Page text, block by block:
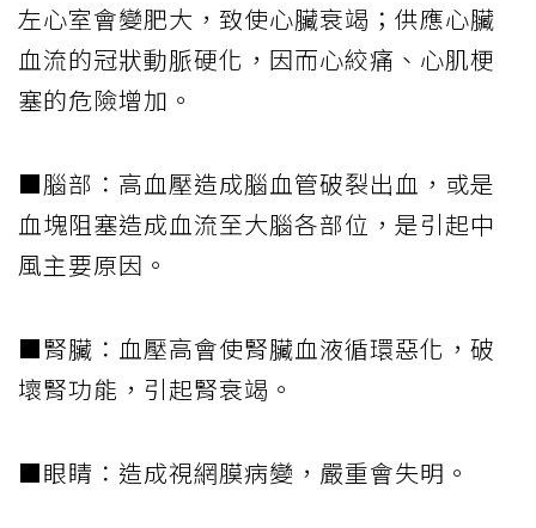
左心室會變肥大，致使心臟衰竭；供應心臟
血流的冠狀動脈硬化，因而心絞痛、心肌梗
塞的危險增加。
■腦部：高血壓造成腦血管破裂出血，或是
血塊阻塞造成血流至大腦各部位，是引起中
風主要原因。
■腎臟：血壓高會使腎臟血液循環惡化，破
壞腎功能，引起腎衰竭。
■眼睛：造成視網膜病變，嚴重會失明。